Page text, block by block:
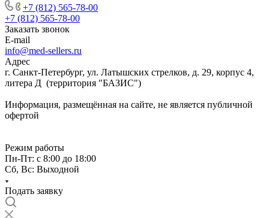
+7 (812) 565-78-00
+7 (812) 565-78-00
Заказать звонок
E-mail
info@med-sellers.ru
Адрес
г. Санкт-Петербург, ул. Латышских стрелков, д. 29, корпус 4,
литера Д (территория "БАЗИС")
Информация, размещённая на сайте, не является публичной
офертой
Режим работы
Пн-Пт: с 8:00 до 18:00
Сб, Вс: Выходной
Подать заявку